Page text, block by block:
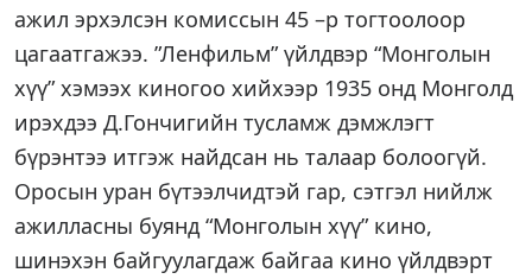
ажил эрхэлсэн комиссын 45 –р тогтоолоор
цагаатгажээ. ”Ленфильм” үйлдвэр “Монголын
хүү” хэмээх киногоо хийхээр 1935 онд Монголд
ирэхдээ Д.Гончигийн тусламж дэмжлэгт
бүрэнтээ итгэж найдсан нь талаар болоогүй.
Оросын уран бүтээлчидтэй гар, сэтгэл нийлж
ажилласны буянд “Монголын хүү” кино,
шинэхэн байгуулагдаж байгаа кино үйлдвэрт